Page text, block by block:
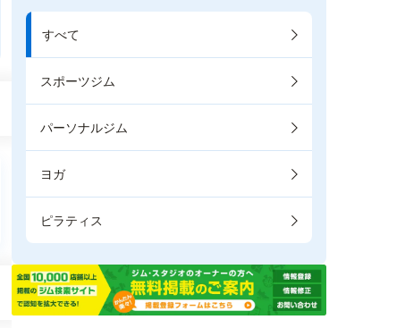
すべて
スポーツジム
パーソナルジム
ヨガ
ピラティス